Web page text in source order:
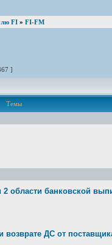
FI » FI-FM
]
Темы
области банковской
возврате ДС от